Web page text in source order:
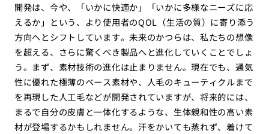
開発は、今や、「いかに快適か」「いかに多様なニーズに応
えるか」という、より使用者のQOL（生活の質）に寄り添う
方向へとシフトしています。未来のかつらは、私たちの想像
を超える、さらに驚くべき製品へと進化していくことでしょ
う。まず、素材技術の進化は止まりません。現在でも、通気
性に優れた極薄のベース素材や、人毛のキューティクルまで
を再現した人工毛などが開発されていますが、将来的には、
まるで自分の皮膚と一体化するような、生体親和性の高い素
材が登場するかもしれません。汗をかいても蒸れず、着けて